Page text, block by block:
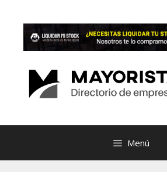
contenido
Menú